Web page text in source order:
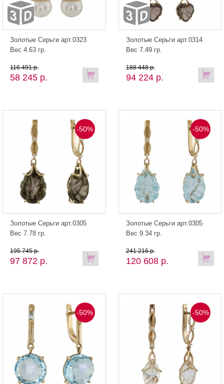
Золотые Серьги арт.0323
Вес 4.63 гр.
58 245 р.
116 491 р.
Золотые Серьги арт.0314
Вес 7.49 гр.
94 224 р.
188 448 р.
-50%
Золотые Серьги арт.0305
Вес 7.78 гр.
97 872 р.
195 745 р.
-50%
Золотые Серьги арт.0305
Вес 9.34 гр.
120 608 р.
241 216 р.
-50% -50%